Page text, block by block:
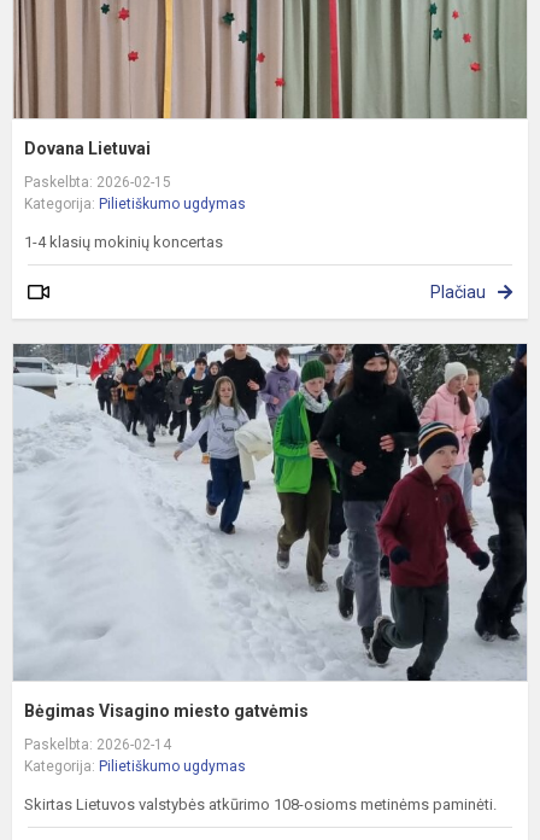
Dovana Lietuvai
Paskelbta: 2026-02-15
Kategorija: Pilietiškumo ugdymas
1-4 klasių mokinių koncertas
Plačiau
Bėgimas Visagino miesto gatvėmis
Paskelbta: 2026-02-14
Kategorija: Pilietiškumo ugdymas
Skirtas Lietuvos valstybės atkūrimo 108-osioms metinėms paminėti.